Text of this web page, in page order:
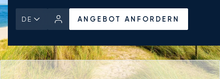
DE ANGEBOT ANFORDERN